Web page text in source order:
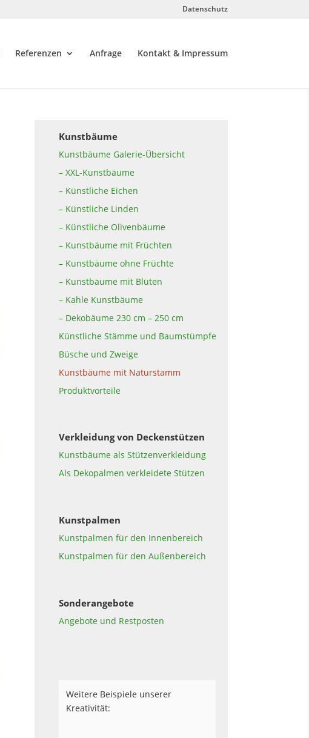
Datenschutz
Referenzen Anfrage Kontakt & Impressum
Kunstbäume
Kunstbäume Galerie-Übersicht
– XXL-Kunstbäume
– Künstliche Eichen
– Künstliche Linden
– Künstliche Olivenbäume
– Kunstbäume mit Früchten
– Kunstbäume ohne Früchte
– Kunstbäume mit Blüten
– Kahle Kunstbäume
– Dekobäume 230 cm – 250 cm
Künstliche Stämme und Baumstümpfe
Büsche und Zweige
Kunstbäume mit Naturstamm
Produktvorteile
Verkleidung von Deckenstützen
Kunstbäume als Stützenverkleidung
Als Dekopalmen verkleidete Stützen
Kunstpalmen
Kunstpalmen für den Innenbereich
Kunstpalmen für den Außenbereich
Sonderangebote
Angebote und Restposten
Weitere Beispiele unserer
Kreativität: